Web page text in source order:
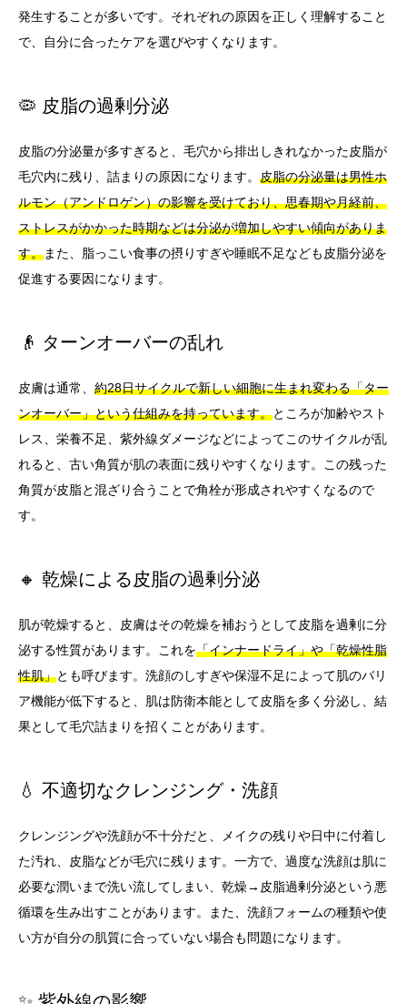
発生することが多いです。それぞれの原因を正しく理解すること
で、自分に合ったケアを選びやすくなります。
🦠 皮脂の過剰分泌
皮脂の分泌量が多すぎると、毛穴から排出しきれなかった皮脂が
毛穴内に残り、詰まりの原因になります。 皮脂の分泌量は男性ホ
ルモン（アンドロゲン）の影響を受けており、思春期や月経前、
ストレスがかかった時期などは分泌が増加しやすい傾向がありま
す。また、脂っこい食事の摂りすぎや睡眠不足なども皮脂分泌を
促進する要因になります。
👴 ターンオーバーの乱れ
皮膚は通常、 約28日サイクルで新しい細胞に生まれ変わる「ター
ンオーバー」という仕組みを持っています。ところが加齢やスト
レス、栄養不足、紫外線ダメージなどによってこのサイクルが乱
れると、古い角質が肌の表面に残りやすくなります。この残った
角質が皮脂と混ざり合うことで角栓が形成されやすくなるので
す。
🔸 乾燥による皮脂の過剰分泌
肌が乾燥すると、皮膚はその乾燥を補おうとして皮脂を過剰に分
泌する性質があります。これを「インナードライ」や「乾燥性脂
性肌」とも呼びます。洗顔のしすぎや保湿不足によって肌のバリ
ア機能が低下すると、肌は防衛本能として皮脂を多く分泌し、結
果として毛穴詰まりを招くことがあります。
💧 不適切なクレンジング・洗顔
クレンジングや洗顔が不十分だと、メイクの残りや日中に付着し
た汚れ、皮脂などが毛穴に残ります。一方で、過度な洗顔は肌に
必要な潤いまで洗い流してしまい、乾燥→皮脂過剰分泌という悪
循環を生み出すことがあります。また、洗顔フォームの種類や使
い方が自分の肌質に合っていない場合も問題になります。